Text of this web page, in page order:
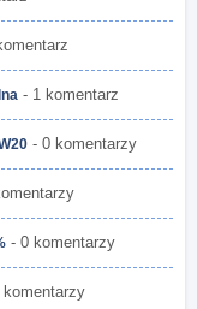
- 1 komentarz
- 0 komentarzy
- 0 komentarzy
komentarzy